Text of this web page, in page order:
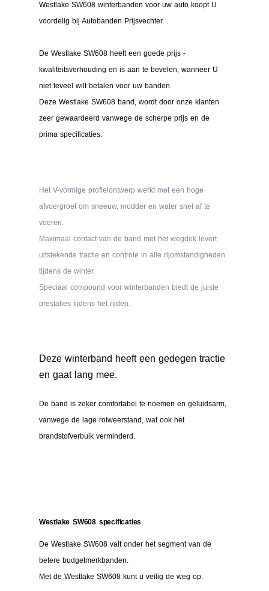
Westlake SW608 winterbanden voor uw auto koopt U
voordelig bij Autobanden Prijsvechter.
De Westlake SW608 heeft een goede prijs -
kwaliteitsverhouding en is aan te bevelen, wanneer U
niet teveel wilt betalen voor uw banden.
Deze Westlake SW608 band, wordt door onze klanten
zeer gewaardeerd vanwege de scherpe prijs en de
prima specificaties.
Het V-vormige profielontwerp werkt met een hoge
afvoergroef om sneeuw, modder en water snel af te
voeren.
Maximaal contact van de band met het wegdek levert
uitstekende tractie en controle in alle rijomstandigheden
tijdens de winter.
Speciaal compound voor winterbanden biedt de juiste
prestaties tijdens het rijden.
Deze winterband heeft een gedegen tractie
en gaat lang mee.
De band is zeker comfortabel te noemen en geluidsarm,
vanwege de lage rolweerstand, wat ook het
brandstofverbuik verminderd.
Westlake SW608 specificaties
De Westlake SW608 valt onder het segment van de
betere budgetmerkbanden.
Met de Westlake SW608 kunt u veilig de weg op.